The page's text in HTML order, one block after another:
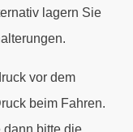
lagern Sie
vor dem
beim Fahren.